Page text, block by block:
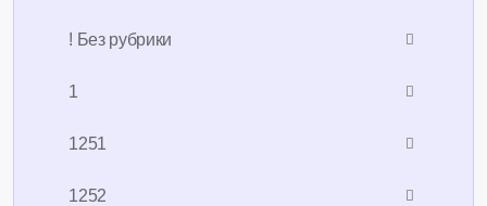
! Без рубрики
1
1251
1252